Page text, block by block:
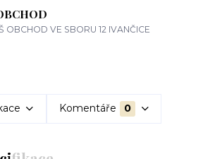
OBCHOD VE SBORU 12 IVANČICE
Komentáře 0